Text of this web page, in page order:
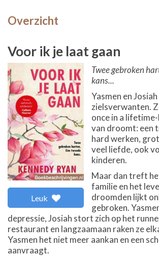
Overzicht
Voor ik je laat gaan
Leuk
Twee gebroken
kans...
Yasmen en Josiah
zielsverwanten.
once in a
van droomt: een
hard werken,
veel liefde, ook
kinderen.
Maar dan treft
familie en het
droomden lijkt
gebroken.
depressie, Josiah stort zich op het
restaurant en langzaamaan raken ze
Yasmen het niet meer aankan en een
aanvraagt.